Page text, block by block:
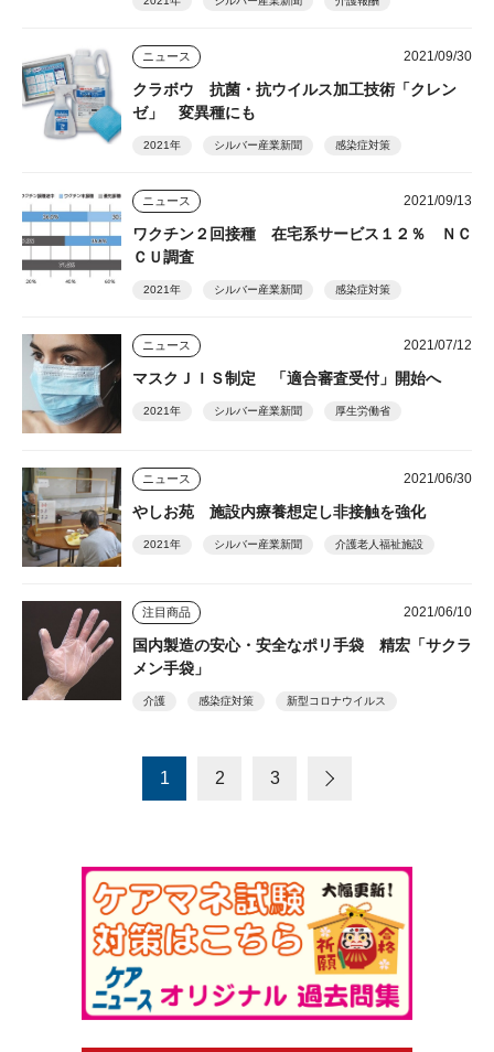
ニュース 2021/09/30
クラボウ 抗菌・抗ウイルス加工技術「クレン
ゼ」 変異種にも
2021年 シルバー産業新聞 感染症対策
ニュース 2021/09/13
ワクチン２回接種 在宅系サービス１２％ ＮＣ
ＣＵ調査
2021年 シルバー産業新聞 感染症対策
ニュース 2021/07/12
マスクＪＩＳ制定 「適合審査受付」開始へ
2021年 シルバー産業新聞 厚生労働省
ニュース 2021/06/30
やしお苑 施設内療養想定し非接触を強化
2021年 シルバー産業新聞 介護老人福祉施設
注目商品 2021/06/10
国内製造の安心・安全なポリ手袋 精宏「サクラ
メン手袋」
介護 感染症対策 新型コロナウイルス
1 2 3